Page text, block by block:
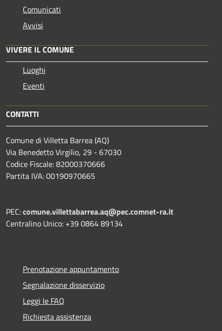
Comunicati
Avvisi
VIVERE IL COMUNE
Luoghi
Eventi
CONTATTI
Comune di Villetta Barrea (AQ)
Via Benedetto Virgilio, 29 - 67030
Codice Fiscale: 82000370666
Partita IVA: 00190970665
PEC:comune.villettabarrea.aq@pec.comnet-ra.it
Centralino Unico: +39 0864 89134
Prenotazione appuntamento
Segnalazione disservizio
Leggi le FAQ
Richiesta assistenza